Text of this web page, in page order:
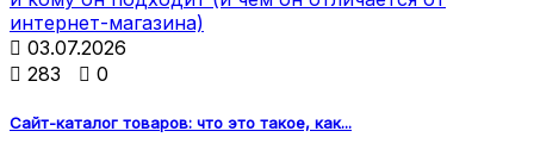
 03.07.2026
 283  0
Сайт-каталог товаров: что это такое, как...